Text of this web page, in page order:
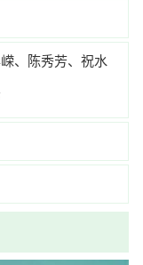
、陈秀芳、祝水